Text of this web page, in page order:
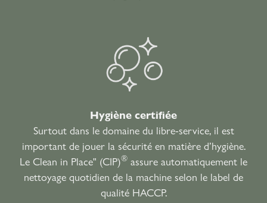
Hygiène certifiée
Surtout dans le domaine du libre-service, il est
important de jouer la sécurité en matière d’hygiène.
Le Clean in Place" (CIP)® assure automatiquement le
nettoyage quotidien de la machine selon le label de
qualité HACCP.